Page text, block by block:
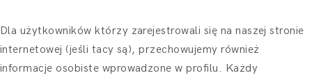
Dla użytkowników którzy zarejestrowali się na naszej stronie
internetowej (jeśli tacy są), przechowujemy również
informacje osobiste wprowadzone w profilu. Każdy